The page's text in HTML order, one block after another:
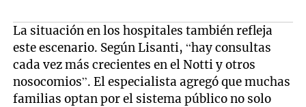
La situación en los hospitales también refleja
este escenario. Según Lisanti, “hay consultas
cada vez más crecientes en el Notti y otros
nosocomios”. El especialista agregó que muchas
familias optan por el sistema público no solo